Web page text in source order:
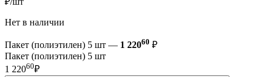
Нет в наличии
Пакет (полиэтилен) 5 шт — 1 22060 ₽
Пакет (полиэтилен) 5 шт
1 22060₽